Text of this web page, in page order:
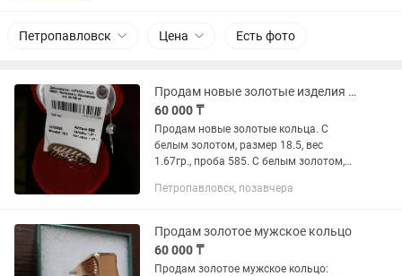
Петропавловск Цена Есть фото
Продам новые золотые изделия кольца
60 000 ₸
Продам новые золотые кольца. С
белым золотом, размер 18.5, вес
1.67гр., проба 585. С белым золотом,
Змейка, размер 17, вес 1.89, проба 585.
Петропавловск, позавчера
Продам золотое мужское кольцо
60 000 ₸
Продам золотое мужское кольцо: